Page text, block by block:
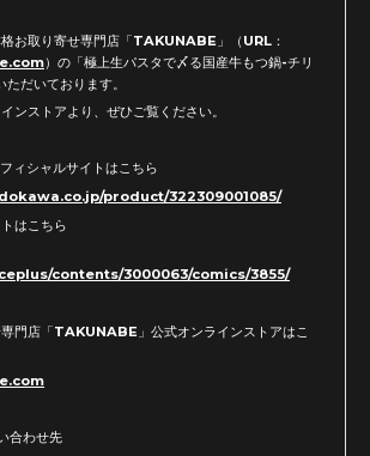
お取り寄せ専門店「TAKUNABE」（URL：
）の「極上生パスタで〆る国産牛もつ鍋-チリ
だいております。
ンストアより、ぜひご覧ください。
シャルサイトはこちら
product/322309001085/
はこちら
contents/3000063/comics/3855/
門店「TAKUNABE」公式オンラインストアはこ
合わせ先